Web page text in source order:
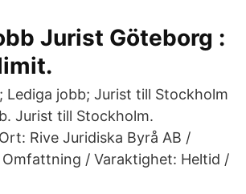
Jurist Göteborg :
Lediga jobb; Jurist till Stockholm
Jurist till Stockholm.
Rive Juridiska Byrå AB /
Omfattning / Varaktighet: Heltid /